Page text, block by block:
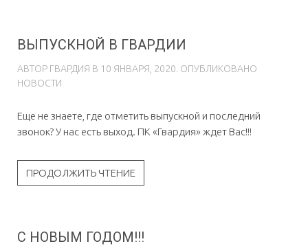
ВЫПУСКНОЙ В ГВАРДИИ
АВТОР ГВAРДИЯ В 10 ЯНВАРЯ, 2020. ОПУБЛИКОВАНО
НОВОСТИ
Еще не знаете, где отметить выпускной и последний
звонок? У нас есть выход. ПК «Гвардия» ждет Вас!!!
ПРОДОЛЖИТЬ ЧТЕНИЕ
С НОВЫМ ГОДОМ!!!